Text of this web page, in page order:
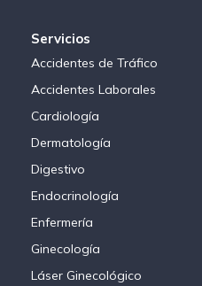
Servicios
Accidentes de Tráfico
Accidentes Laborales
Cardiología
Dermatología
Digestivo
Endocrinología
Enfermería
Ginecología
Láser Ginecológico